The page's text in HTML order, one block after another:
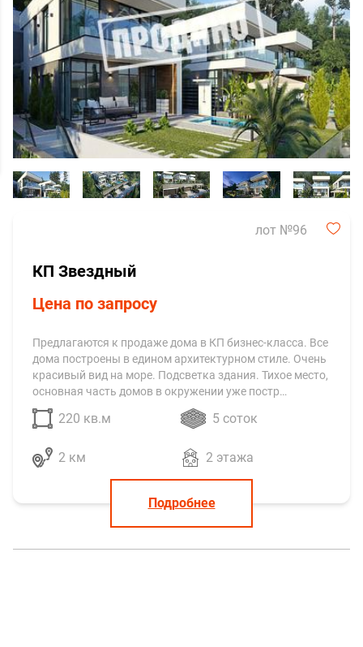
лот №96
КП Звездный
Цена по запросу
Предлагаются к продаже дома в КП бизнес-класса. Все
дома построены в едином архитектурном стиле. Очень
красивый вид на море. Подсветка здания. Тихое место,
основная часть домов в окружении уже постр…
220 кв.м 5 соток
2 км 2 этажа
Подробнее